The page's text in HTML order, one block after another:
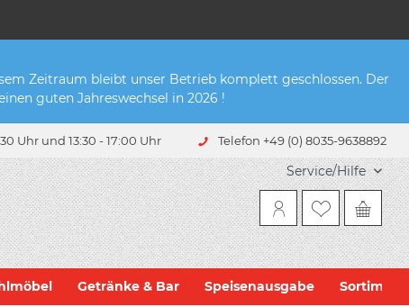
Zeitraum bleibt unser Betrieb komplett geschlossen. Der
guten Jahreswechsel in 2026 !
Uhr und 13:30 - 17:00 Uhr Telefon +49 (0) 8035-9638892
Service/Hilfe
Getränke & Bar Speisenausgabe